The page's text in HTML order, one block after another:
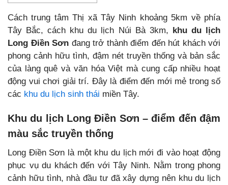
Cách trung tâm Thị xã Tây Ninh khoảng 5km về phía
Tây Bắc, cách khu du lịch Núi Bà 3km, khu du lịch
Long Điền Sơn đang trở thành điểm đến hút khách với
phong cảnh hữu tình, đậm nét truyền thống và bản sắc
của làng quê và văn hóa Việt mà cung cấp nhiều hoạt
động vui chơi giải trí. Đây là điểm đến mới mẻ trong số
các khu du lịch sinh thái miền Tây.
Khu du lịch Long Điền Sơn – điểm đến đậm
màu sắc truyền thống
Long Điền Sơn là một khu du lịch mới đi vào hoạt động
phục vụ du khách đến với Tây Ninh. Nằm trong phong
cảnh hữu tình, nhà đầu tư đã xây dựng nên khu du lịch